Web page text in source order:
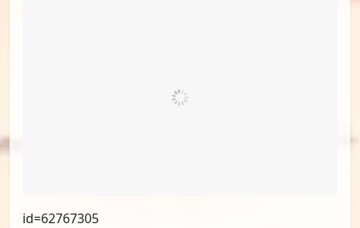
id=68562440